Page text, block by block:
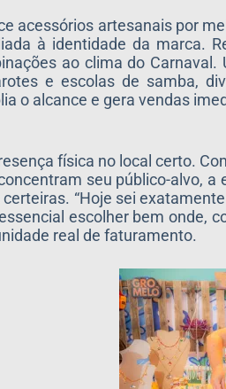
acessórios artesanais por
à identidade da marca.
ao clima do
e escolas de samba,
o alcance e gera vendas
física no local certo.
seu público-alvo,
“Hoje sei
escolher bem onde,
real de faturamento.